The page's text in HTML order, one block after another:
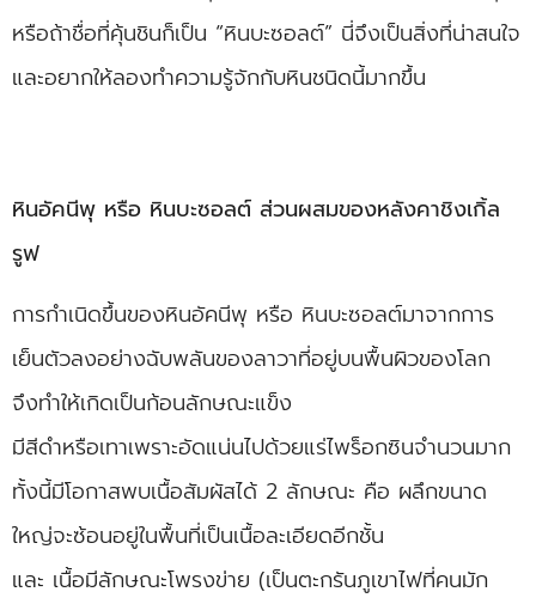
หรือถ้าชื่อที่คุ้นชินก็เป็น “หินบะซอลต์” นี่จึงเป็นสิ่งที่น่าสนใจ
และอยากให้ลองทำความรู้จักกับหินชนิดนี้มากขึ้น
หินอัคนีพุ หรือ หินบะซอลต์ ส่วนผสมของหลังคาชิงเกิ้ล
รูฟ
การกำเนิดขึ้นของหินอัคนีพุ หรือ หินบะซอลต์มาจากการ
เย็นตัวลงอย่างฉับพลันของลาวาที่อยู่บนพื้นผิวของโลก
จึงทำให้เกิดเป็นก้อนลักษณะแข็ง
มีสีดำหรือเทาเพราะอัดแน่นไปด้วยแร่ไพร็อกซินจำนวนมาก
ทั้งนี้มีโอกาสพบเนื้อสัมผัสได้ 2 ลักษณะ คือ ผลึกขนาด
ใหญ่จะซ้อนอยู่ในพื้นที่เป็นเนื้อละเอียดอีกชั้น
และ เนื้อมีลักษณะโพรงข่าย (เป็นตะกรันภูเขาไฟที่คนมัก